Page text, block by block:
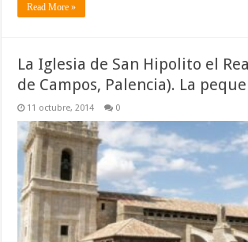
Read More »
La Iglesia de San Hipolito el
de Campos, Palencia). La
11 octubre, 2014 0